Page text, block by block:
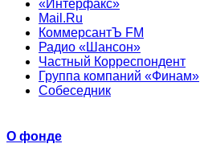
«Интерфакс»
Mail.Ru
КоммерсантЪ FM
Радио «Шансон»
Частный Корреспондент
Группа компаний «Финам»
Собеседник
О фонде